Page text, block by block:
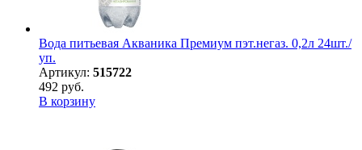
Вода питьевая Акваника Премиум пэт.негаз. 0,2л 24шт./
уп.
Артикул: 515722
492 руб.
В корзину